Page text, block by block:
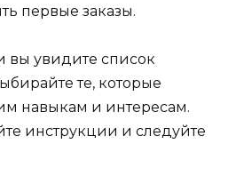
первые заказы.
вы увидите список
те, которые
навыкам и интересам.
инструкции и следуйте